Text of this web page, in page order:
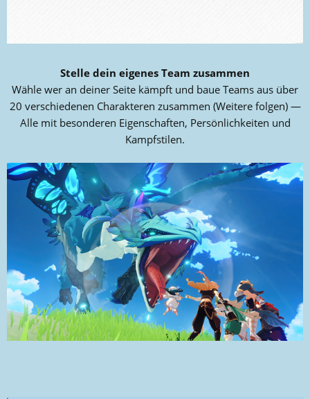
Stelle dein eigenes Team zusammen
Wähle wer an deiner Seite kämpft und baue Teams aus über
20 verschiedenen Charakteren zusammen (Weitere folgen) —
Alle mit besonderen Eigenschaften, Persönlichkeiten und
Kampfstilen.